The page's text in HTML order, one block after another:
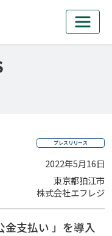
プレスリリース
2022年5月16日
東京都狛江市
株式会社エフレジ
金支払い 」を導入